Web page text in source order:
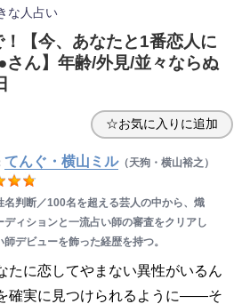
な人占い
【今、あなたと1番恋人に
ん】年齢/外見/並々ならぬ
☆お気に入りに追加
てんぐ・横山ミル（天狗・横山裕之）
名判断／100名を超える芸人の中から、熾
ディションと一流占い師の審査をクリアし
師デビューを飾った経歴を持つ。
たに恋してやまない異性がいるん
確実に見つけられるように――そ